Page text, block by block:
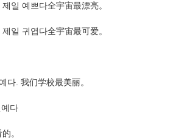
일 예쁘다全宇宙最漂亮。
일 귀엽다全宇宙最可爱。
다. 我们学校最美丽。
다
。